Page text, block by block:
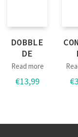
DOBBLE
DE
Read more
€13,99 €